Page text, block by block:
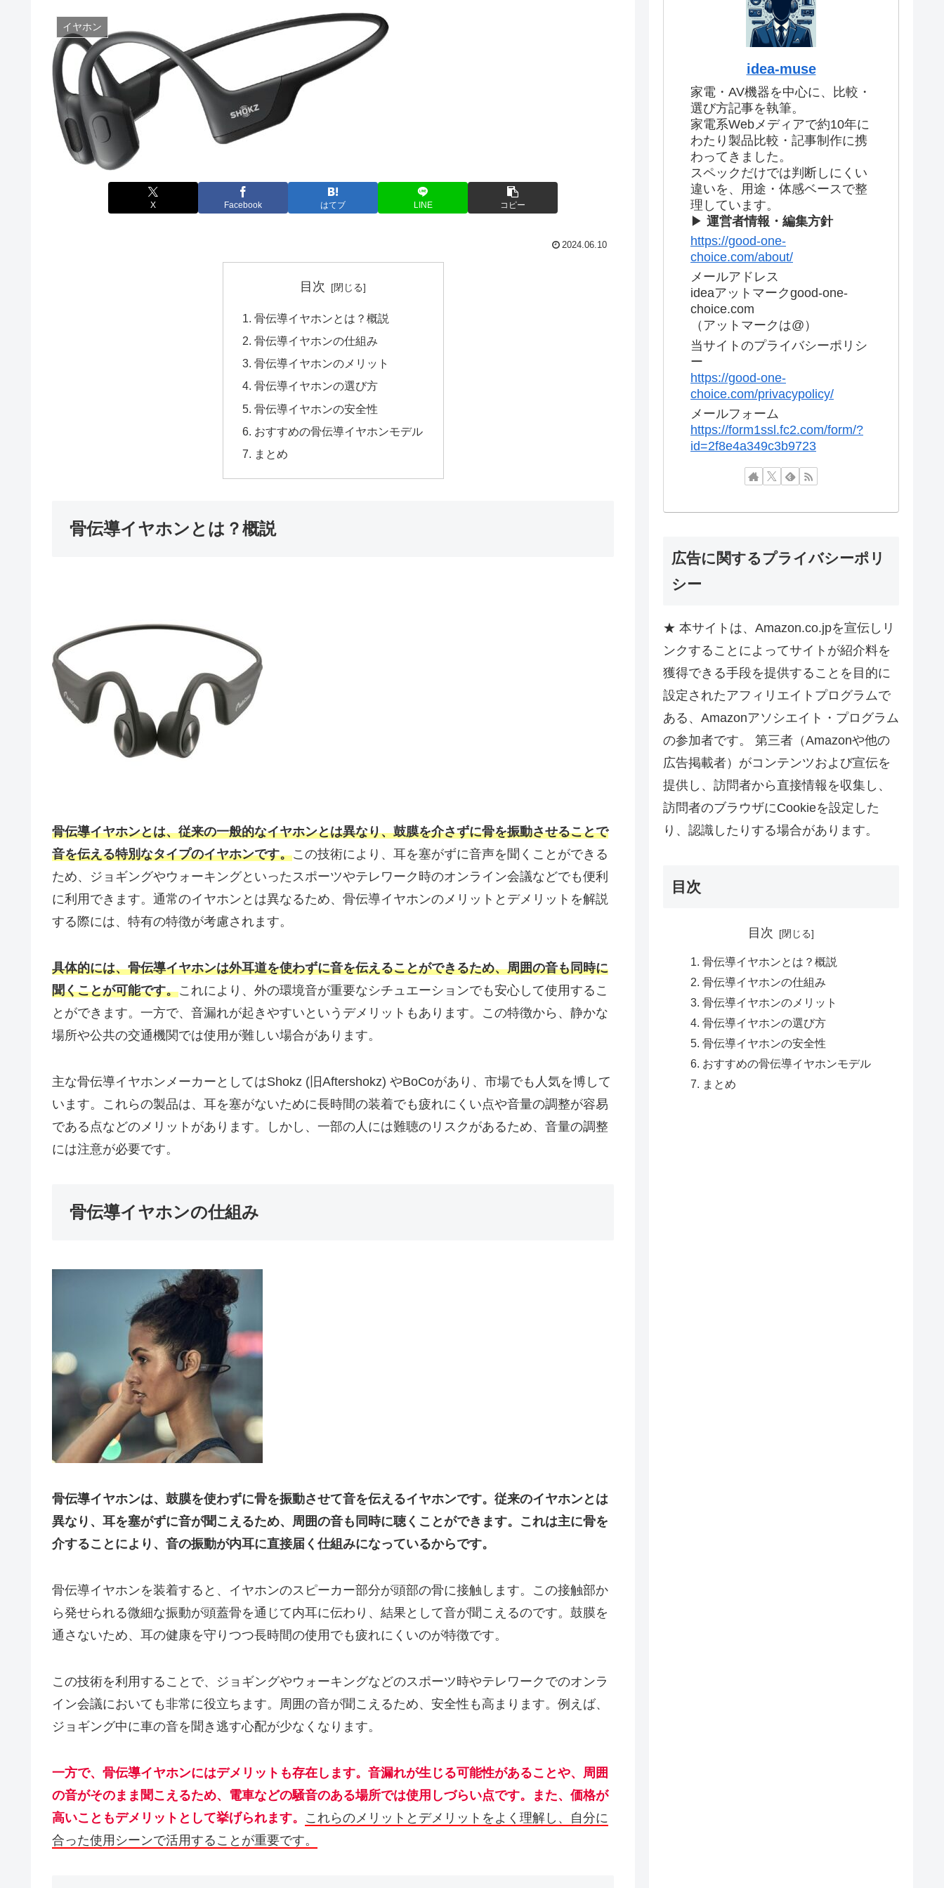
イヤホン
X Facebook はてブ LINE コピー
2024.06.10
目次
骨伝導イヤホンとは？概説
骨伝導イヤホンの仕組み
骨伝導イヤホンのメリット
骨伝導イヤホンの選び方
骨伝導イヤホンの安全性
おすすめの骨伝導イヤホンモデル
まとめ
骨伝導イヤホンとは？概説
骨伝導イヤホンとは、従来の一般的なイヤホンとは異なり、鼓膜を介さずに骨を振動させることで
音を伝える特別なタイプのイヤホンです。この技術により、耳を塞がずに音声を聞くことができる
ため、ジョギングやウォーキングといったスポーツやテレワーク時のオンライン会議などでも便利
に利用できます。通常のイヤホンとは異なるため、骨伝導イヤホンのメリットとデメリットを解説
する際には、特有の特徴が考慮されます。
具体的には、骨伝導イヤホンは外耳道を使わずに音を伝えることができるため、周囲の音も同時に
聞くことが可能です。これにより、外の環境音が重要なシチュエーションでも安心して使用するこ
とができます。一方で、音漏れが起きやすいというデメリットもあります。この特徴から、静かな
場所や公共の交通機関では使用が難しい場合があります。
主な骨伝導イヤホンメーカーとしてはShokz (旧Aftershokz) やBoCoがあり、市場でも人気を博して
います。これらの製品は、耳を塞がないために長時間の装着でも疲れにくい点や音量の調整が容易
である点などのメリットがあります。しかし、一部の人には難聴のリスクがあるため、音量の調整
には注意が必要です。
骨伝導イヤホンの仕組み
骨伝導イヤホンは、鼓膜を使わずに骨を振動させて音を伝えるイヤホンです。従来のイヤホンとは
異なり、耳を塞がずに音が聞こえるため、周囲の音も同時に聴くことができます。これは主に骨を
介することにより、音の振動が内耳に直接届く仕組みになっているからです。
骨伝導イヤホンを装着すると、イヤホンのスピーカー部分が頭部の骨に接触します。この接触部か
ら発せられる微細な振動が頭蓋骨を通じて内耳に伝わり、結果として音が聞こえるのです。鼓膜を
通さないため、耳の健康を守りつつ長時間の使用でも疲れにくいのが特徴です。
この技術を利用することで、ジョギングやウォーキングなどのスポーツ時やテレワークでのオンラ
イン会議においても非常に役立ちます。周囲の音が聞こえるため、安全性も高まります。例えば、
ジョギング中に車の音を聞き逃す心配が少なくなります。
一方で、骨伝導イヤホンにはデメリットも存在します。音漏れが生じる可能性があることや、周囲
の音がそのまま聞こえるため、電車などの騒音のある場所では使用しづらい点です。また、価格が
高いこともデメリットとして挙げられます。 これらのメリットとデメリットをよく理解し、自分に
合った使用シーンで活用することが重要です。
idea-muse
家電・AV機器を中心に、比較・
選び方記事を執筆。
家電系Webメディアで約10年に
わたり製品比較・記事制作に携
わってきました。
スペックだけでは判断しにくい
違いを、用途・体感ベースで整
理しています。
▶ 運営者情報・編集方針
https://good-one-
choice.com/about/
メールアドレス
ideaアットマークgood-one-
choice.com
（アットマークは@）
当サイトのプライバシーポリシ
ー
https://good-one-
choice.com/privacypolicy/
メールフォーム
https://form1ssl.fc2.com/form/?
id=2f8e4a349c3b9723
広告に関するプライバシーポリ
シー
★ 本サイトは、Amazon.co.jpを宣伝しリ
ンクすることによってサイトが紹介料を
獲得できる手段を提供することを目的に
設定されたアフィリエイトプログラムで
ある、Amazonアソシエイト・プログラム
の参加者です。 第三者（Amazonや他の
広告掲載者）がコンテンツおよび宣伝を
提供し、訪問者から直接情報を収集し、
訪問者のブラウザにCookieを設定した
り、認識したりする場合があります。
目次
目次
骨伝導イヤホンとは？概説
骨伝導イヤホンの仕組み
骨伝導イヤホンのメリット
骨伝導イヤホンの選び方
骨伝導イヤホンの安全性
おすすめの骨伝導イヤホンモデル
まとめ